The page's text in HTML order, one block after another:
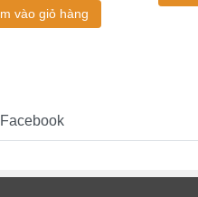
vào giỏ hàng